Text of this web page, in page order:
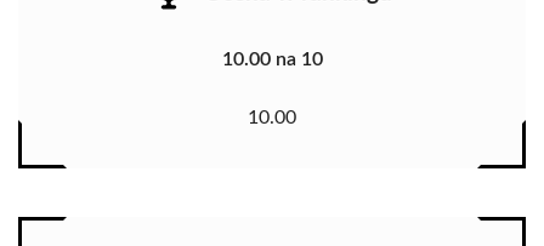
10.00 na 10
10.00